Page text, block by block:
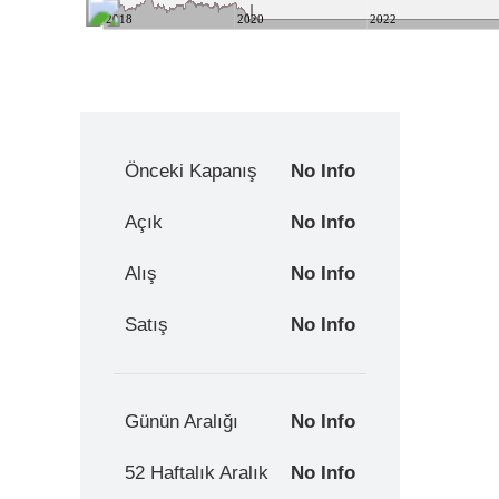
2018 2020 2022
Önceki Kapanış No Info
Açık No Info
Alış No Info
Satış No Info
Günün Aralığı No Info
52 Haftalık Aralık No Info